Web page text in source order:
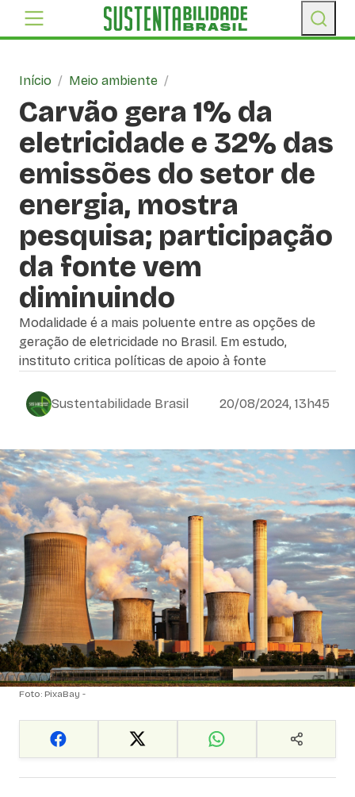
Início / Meio ambiente /
Carvão gera 1% da
eletricidade e 32% das
emissões do setor de
energia, mostra
pesquisa; participação
da fonte vem
diminuindo
Modalidade é a mais poluente entre as opções de
geração de eletricidade no Brasil. Em estudo,
instituto critica políticas de apoio à fonte
Sustentabilidade Brasil 20/08/2024, 13h45
Foto: PixaBay -